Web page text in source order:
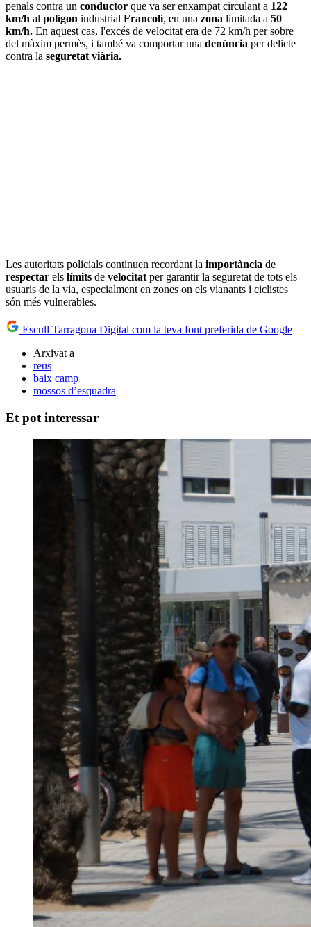
penals contra un conductor que va ser enxampat circulant a 122
km/h al polígon industrial Francolí, en una zona limitada a 50
km/h. En aquest cas, l'excés de velocitat era de 72 km/h per sobre
del màxim permès, i també va comportar una denúncia per delicte
contra la seguretat viària.
Les autoritats policials continuen recordant la importància de
respectar els límits de velocitatper garantir la seguretat de tots els
usuaris de la via, especialment en zones on els vianants i ciclistes
són més vulnerables.
Escull Tarragona Digital com la teva font preferida de Google
Arxivat a
reus
baix camp
mossos d’esquadra
Et pot interessar